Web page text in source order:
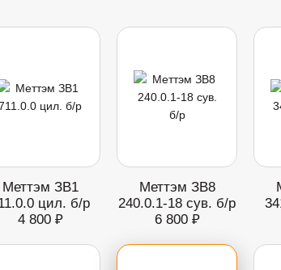
Меттэм ЗВ1
цил. б/р
4 800 ₽
Меттэм ЗВ8
240.0.1-18 сув. б/р
6 800 ₽